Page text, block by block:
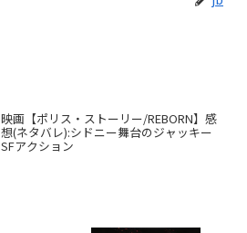
映画【ポリス・ストーリー/REBORN】感
想(ネタバレ):シドニー舞台のジャッキー
SFアクション